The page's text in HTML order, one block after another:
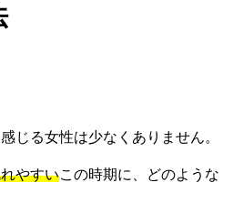
じる女性は少なくありません。
やすいこの時期に、どのような